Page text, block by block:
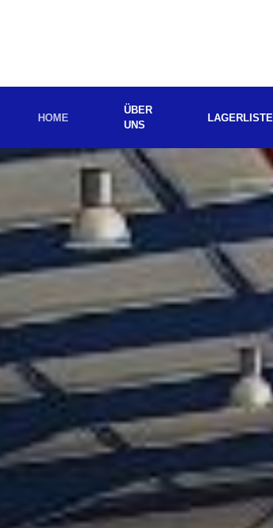
HOME
ÜBER
UNS
LAGERLISTE